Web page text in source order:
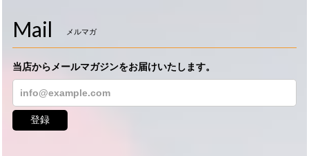
Mail メルマガ
当店からメールマガジンをお届けいたします。
登録